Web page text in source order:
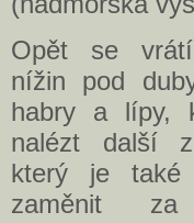
Opět se
nížin pod
habry a lípy,
nalézt další
který je také
zaměnit